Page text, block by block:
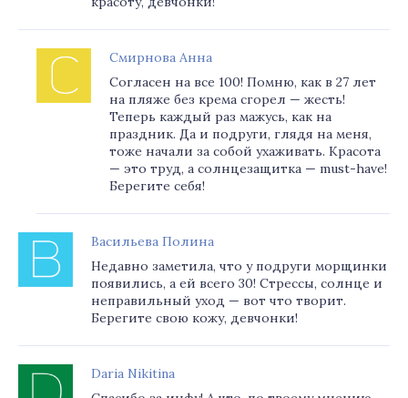
Смирнова Анна
Согласен на все 100! Помню, как в 27 лет
на пляже без крема сгорел — жесть!
Теперь каждый раз мажусь, как на
праздник. Да и подруги, глядя на меня,
тоже начали за собой ухаживать. Красота
— это труд, а солнцезащитка — must-have!
Берегите себя!
Васильева Полина
Недавно заметила, что у подруги морщинки
появились, а ей всего 30! Стрессы, солнце и
неправильный уход — вот что творит.
Берегите свою кожу, девчонки!
Daria Nikitina